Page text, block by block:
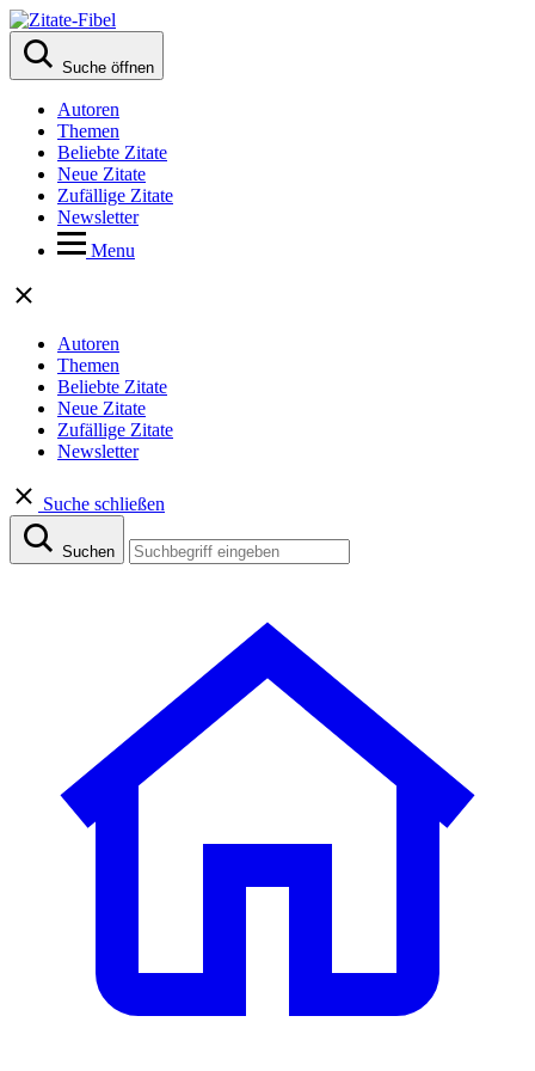
Suche öffnen
Autoren
Themen
Beliebte Zitate
Neue Zitate
Zufällige Zitate
Newsletter
Menu
Autoren
Themen
Beliebte Zitate
Neue Zitate
Zufällige Zitate
Newsletter
Suche schließen
Suchen